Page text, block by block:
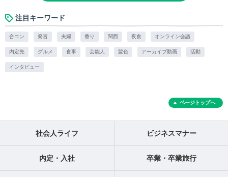
注目キーワード
合コン 発言 夫婦 香り 関西 夜食 オンライン会議
内定先 グルメ 食事 芸能人 髪色 アーカイブ動画 活動
インタビュー
ページトップへ
社会人ライフ ビジネスマナー
内定・入社 卒業・卒業旅行